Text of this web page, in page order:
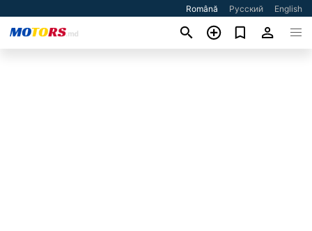
Română Русский English